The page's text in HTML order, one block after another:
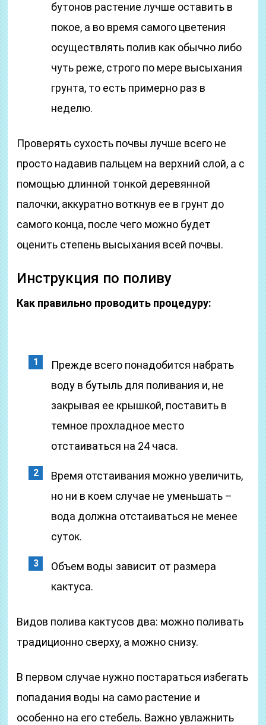
бутонов растение лучше оставить в
покое, а во время самого цветения
осуществлять полив как обычно либо
чуть реже, строго по мере высыхания
грунта, то есть примерно раз в
неделю.
Проверять сухость почвы лучше всего не
просто надавив пальцем на верхний слой, а с
помощью длинной тонкой деревянной
палочки, аккуратно воткнув ее в грунт до
самого конца, после чего можно будет
оценить степень высыхания всей почвы.
Инструкция по поливу
Как правильно проводить процедуру:
Прежде всего понадобится набрать
воду в бутыль для поливания и, не
закрывая ее крышкой, поставить в
темное прохладное место
отстаиваться на 24 часа.
Время отстаивания можно увеличить,
но ни в коем случае не уменьшать –
вода должна отстаиваться не менее
суток.
Объем воды зависит от размера
кактуса.
Видов полива кактусов два: можно поливать
традиционно сверху, а можно снизу.
В первом случае нужно постараться избегать
попадания воды на само растение и
особенно на его стебель. Важно увлажнить